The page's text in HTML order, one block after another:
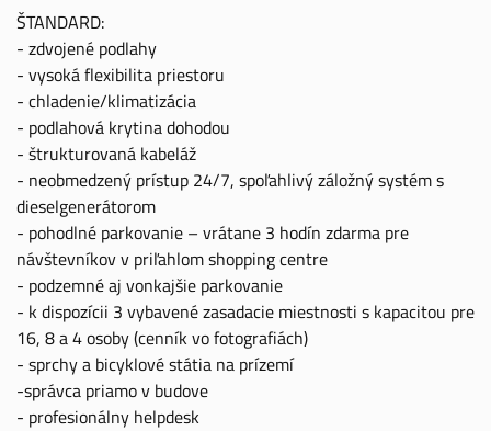
ŠTANDARD:
- zdvojené podlahy
- vysoká flexibilita priestoru
- chladenie/klimatizácia
- podlahová krytina dohodou
- štrukturovaná kabeláž
- neobmedzený prístup 24/7, spoľahlivý záložný systém s
dieselgenerátorom
- pohodlné parkovanie – vrátane 3 hodín zdarma pre
návštevníkov v priľahlom shopping centre
- podzemné aj vonkajšie parkovanie
- k dispozícii 3 vybavené zasadacie miestnosti s kapacitou pre
16, 8 a 4 osoby (cenník vo fotografiách)
- sprchy a bicyklové státia na prízemí
-správca priamo v budove
- profesionálny helpdesk